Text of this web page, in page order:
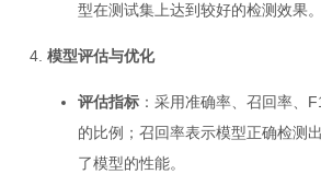
型在测试集上达到较好的检测效果。
模型评估与优化
评估指标 ：采用准确率、召回率、
的比例；召回率表示模型正确检测
了模型的性能。